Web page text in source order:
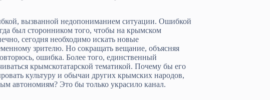
вызванной недопониманием ситуации. Ошибкой
был сторонником того, чтобы на крымском
сегодня необходимо искать новые
зрителю. Но сокращать вещание, объясняя
ошибка. Более того, единственный
крымскотатарской тематикой. Почему бы его
культуру и обычаи других крымских народов,
автономиям? Это бы только украсило канал.